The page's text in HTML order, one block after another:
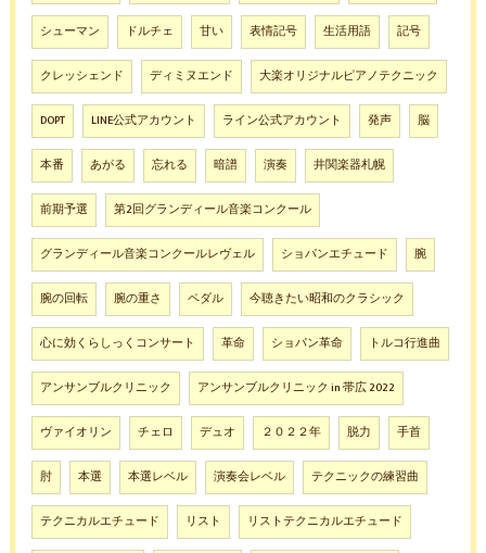
シューマン ドルチェ 甘い 表情記号 生活用語 記号
クレッシェンド ディミヌエンド 大楽オリジナルピアノテクニック
DOPT LINE公式アカウント ライン公式アカウント 発声 脳
本番 あがる 忘れる 暗譜 演奏 井関楽器札幌
前期予選 第2回グランディール音楽コンクール
グランディール音楽コンクールレヴェル ショパンエチュード 腕
腕の回転 腕の重さ ペダル 今聴きたい昭和のクラシック
心に効くらしっくコンサート 革命 ショパン革命 トルコ行進曲
アンサンブルクリニック アンサンブルクリニック in 帯広 2022
ヴァイオリン チェロ デュオ ２０２２年 脱力 手首
肘 本選 本選レベル 演奏会レベル テクニックの練習曲
テクニカルエチュード リスト リストテクニカルエチュード